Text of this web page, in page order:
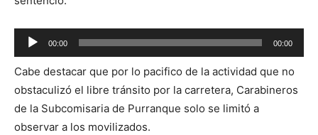
Reproductor
de
audio
00:00 00:00
Cabe destacar que por lo pacifico de la actividad que no
obstaculizó el libre tránsito por la carretera, Carabineros
de la Subcomisaria de Purranque solo se limitó a
observar a los movilizados.